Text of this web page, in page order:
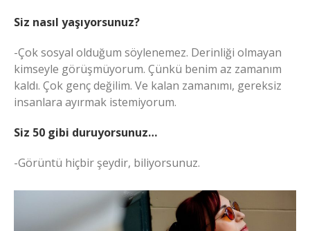
Siz nasıl yaşıyorsunuz?
-Çok sosyal olduğum söylenemez. Derinliği olmayan
kimseyle görüşmüyorum. Çünkü benim az zamanım
kaldı. Çok genç değilim. Ve kalan zamanımı, gereksiz
insanlara ayırmak istemiyorum.
Siz 50 gibi duruyorsunuz…
-Görüntü hiçbir şeydir, biliyorsunuz.